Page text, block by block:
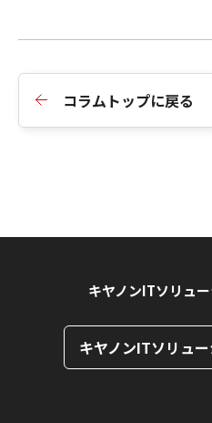
コラムトップに戻る
キヤノンITソリュ
キヤノンITソリュ